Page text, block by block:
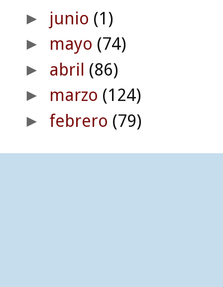
► junio (1)
► mayo (74)
► abril (86)
► marzo (124)
► febrero (79)